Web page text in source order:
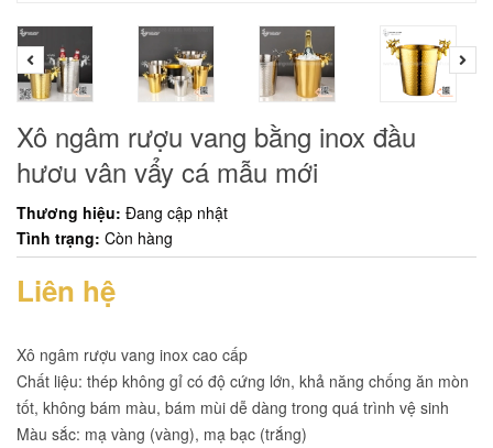
Xô ngâm rượu vang bằng inox đầu
hươu vân vẩy cá mẫu mới
Thương hiệu: Đang cập nhật
Tình trạng: Còn hàng
Liên hệ
Xô ngâm rượu vang inox cao cấp
Chất liệu: thép không gỉ có độ cứng lớn, khả năng chống ăn mòn
tốt, không bám màu, bám mùi dễ dàng trong quá trình vệ sinh
Màu sắc: mạ vàng (vàng), mạ bạc (trắng)